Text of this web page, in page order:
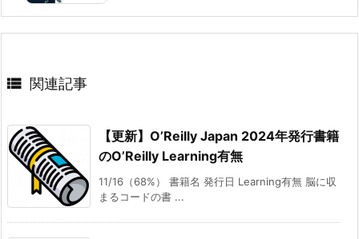
 関連記事
【更新】O’Reilly Japan 2024年発行書籍
のO’Reilly Learning有無
11/16（68%） 書籍名 発行日 Learning有無 脳に収
まるコードの書 ...